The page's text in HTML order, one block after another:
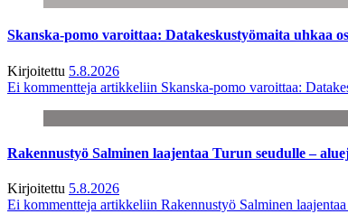
Skanska-pomo varoittaa: Datakeskustyömaita uhkaa
Kirjoitettu 5.8.2026
Ei kommentteja artikkeliin Skanska-pomo varoittaa:
Rakennustyö Salminen laajentaa Turun seudulle –
Kirjoitettu 5.8.2026
Ei kommentteja artikkeliin Rakennustyö Salminen